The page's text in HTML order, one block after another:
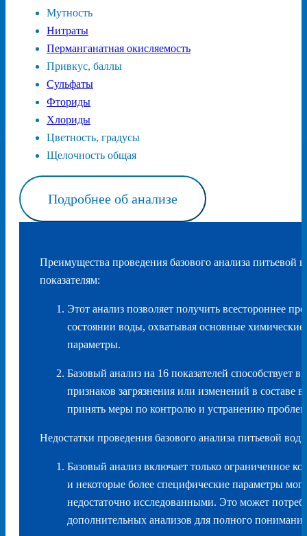
Мутность
Нитраты
Перманганатная окисляемость
Привкус, баллы
Сульфаты
Фториды
Хлориды
Цветность, градусы
Щелочность общая
Подробнее об анализе
Преимущества проведения базового анализа питьевой
показателям:
Этот анализ позволяет получить всестороннее
состоянии воды, охватывая основные
параметры.
Базовый анализ на 16 показателей способствует
признаков загрязнения или изменений в составе
принять меры по контролю и устранению
Недостатки проведения базового анализа питьевой
Базовый анализ включает только ограниченное
и некоторые более специфические параметры
недостаточно исследованными. Это может
дополнительных анализов для полного